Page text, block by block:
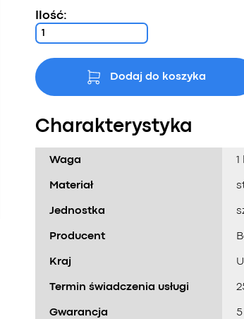
Ilość:
Dodaj do koszyka
Charakterystyka
Waga 1
Materiał
Jednostka
Producent
Kraj
Termin świadczenia usługi
Gwarancja